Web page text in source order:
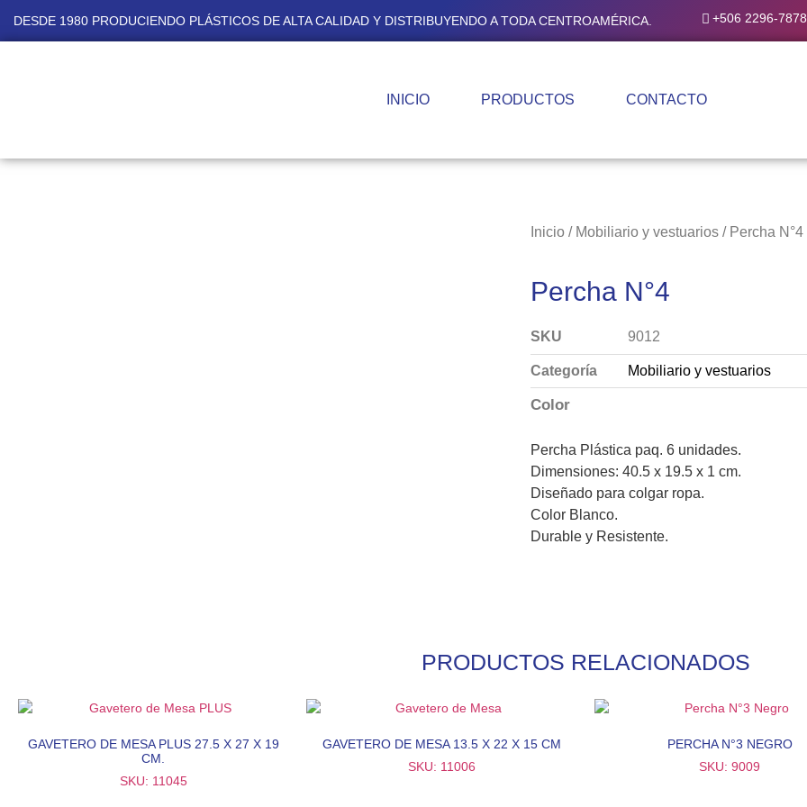
DESDE 1980 PRODUCIENDO PLÁSTICOS DE ALTA CALIDAD Y DISTRIBUYENDO A TODA CENTROAMÉRICA. +506 2296-7878
INICIO PRODUCTOS CONTACTO
Inicio/ Mobiliario y vestuarios/ Percha N°4
Percha N°4
SKU 9012
Categoría Mobiliario y vestuarios
Color
Percha Plástica paq. 6 unidades.
Dimensiones: 40.5 x 19.5 x 1 cm.
Diseñado para colgar ropa.
Color Blanco.
Durable y Resistente.
PRODUCTOS RELACIONADOS
GAVETERO DE MESA PLUS 27.5 X 27 X 19
CM.
SKU: 11045
GAVETERO DE MESA 13.5 X 22 X 15 CM
SKU: 11006
PERCHA N°3 NEGRO
SKU: 9009